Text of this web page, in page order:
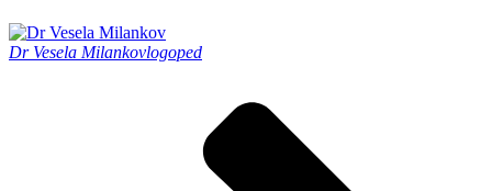
Dr Vesela Milankovlogoped